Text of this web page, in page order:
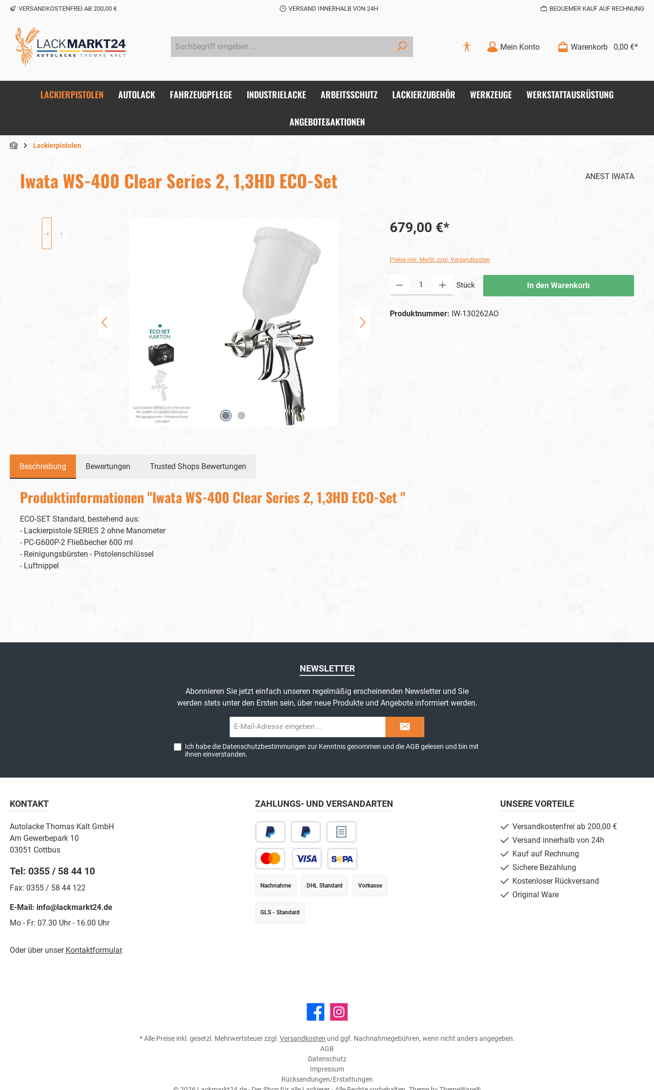
Zur Hauptnavigation springen
VERSANDKOSTENFREI AB 200,00 € VERSAND INNERHALB VON 24H BEQUEMER KAUF AUF RECHNUNG
Mein Konto Warenkorb 0,00 €*
LACKIERPISTOLEN AUTOLACK FAHRZEUGPFLEGE INDUSTRIELACKE ARBEITSSCHUTZ LACKIERZUBEHÖR WERKZEUGE WERKSTATTAUSRÜSTUNG
ANGEBOTE&AKTIONEN
Lackierpistolen
Iwata WS-400 Clear Series 2, 1,3HD ECO-Set ANEST IWATA
679,00 €*
Preise inkl. MwSt. zzgl. Versandkosten
Stück In den Warenkorb
Produktnummer: IW-130262AO
Beschreibung Bewertungen Trusted Shops Bewertungen
Produktinformationen "Iwata WS-400 Clear Series 2, 1,3HD ECO-Set "
ECO-SET Standard, bestehend aus:
- Lackierpistole SERIES 2 ohne Manometer
- PC-G600P-2 Fließbecher 600 ml
- Reinigungsbürsten - Pistolenschlüssel
- Luftnippel
NEWSLETTER
Abonnieren Sie jetzt einfach unseren regelmäßig erscheinenden Newsletter und Sie
werden stets unter den Ersten sein, über neue Produkte und Angebote informiert werden.
Mail-
Adresse*
Ich habe die Datenschutzbestimmungen zur Kenntnis genommen und dieAGB gelesen und bin mit
ihnen einverstanden.
KONTAKT
Autolacke Thomas Kalt GmbH
Am Gewerbepark 10
03051 Cottbus
Tel: 0355 / 58 44 10
Fax: 0355 / 58 44 122
E-Mail: info@lackmarkt24.de
Mo - Fr: 07.30 Uhr - 16.00 Uhr
Oder über unser Kontaktformular.
ZAHLUNGS- UND VERSANDARTEN
Vorkasse
Nachnahme DHL Standard
GLS - Standard
UNSERE VORTEILE
Versandkostenfrei ab 200,00 €
Versand innerhalb von 24h
Kauf auf Rechnung
Sichere Bezahlung
Kostenloser Rückversand
Original Ware
FacebookInstagram
* Alle Preise inkl. gesetzl. Mehrwertsteuer zzgl. Versandkosten und ggf. Nachnahmegebühren, wenn nicht anders angegeben.
AGB
Datenschutz
Impressum
Rücksendungen/Erstattungen